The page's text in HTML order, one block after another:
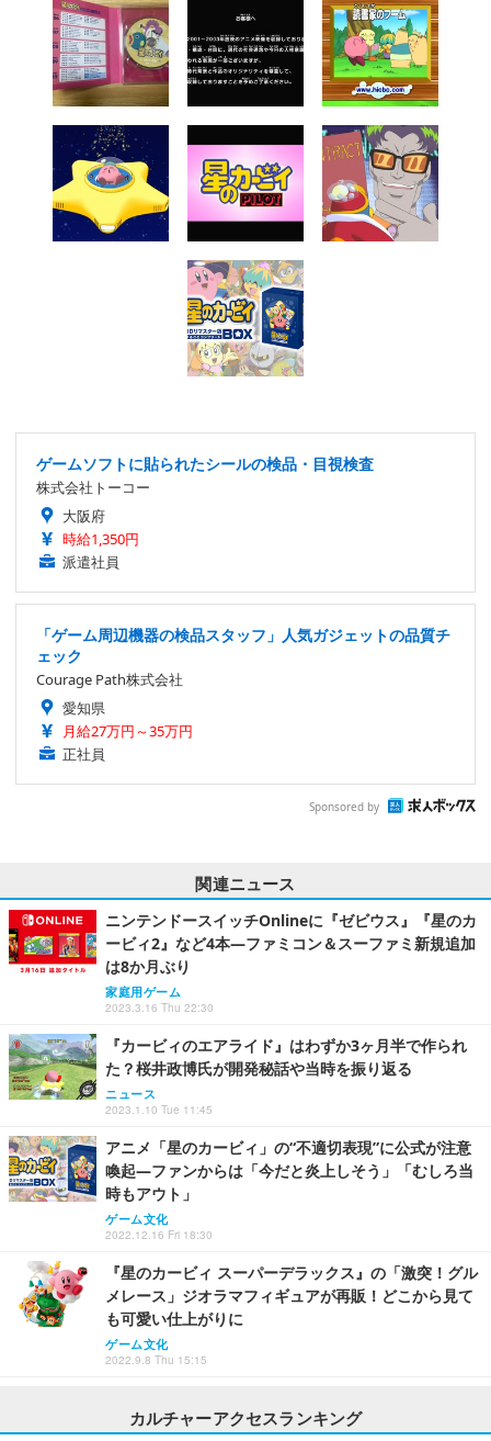
ゲームソフトに貼られたシールの検品・目視検査
株式会社トーコー
大阪府
時給1,350円
派遣社員
「ゲーム周辺機器の検品スタッフ」人気ガジェットの品質チ
ェック
Courage Path株式会社
愛知県
月給27万円～35万円
正社員
Sponsored by
関連ニュース
ニンテンドースイッチOnlineに『ゼビウス』『星のカ
ービィ2』など4本―ファミコン＆スーファミ新規追加
は8か月ぶり
家庭用ゲーム
2023.3.16 Thu 22:30
『カービィのエアライド』はわずか3ヶ月半で作られ
た？桜井政博氏が開発秘話や当時を振り返る
ニュース
2023.1.10 Tue 11:45
アニメ「星のカービィ」の“不適切表現”に公式が注意
喚起―ファンからは「今だと炎上しそう」「むしろ当
時もアウト」
ゲーム文化
2022.12.16 Fri 18:30
『星のカービィ スーパーデラックス』の「激突！グル
メレース」ジオラマフィギュアが再販！どこから見て
も可愛い仕上がりに
ゲーム文化
2022.9.8 Thu 15:15
カルチャーアクセスランキング